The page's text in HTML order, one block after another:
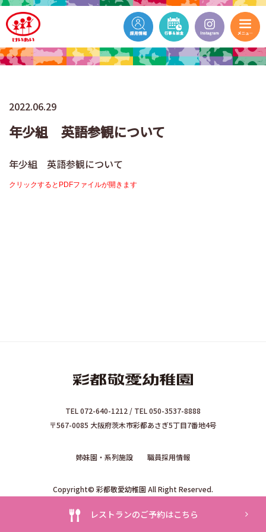
レストランのご予約はこちら
2022.06.29
年少組 英語参観について
年少組 英語参観について
クリックするとPDFファイルが開きます
TEL 072-640-1212 / TEL 050-3537-8888
〒567-0085 大阪府茨木市彩都あさぎ5丁目7番地4号
姉妹園・系列施設 職員採用情報
Copyright© 彩都敬愛幼稚園 All Right Reserved.